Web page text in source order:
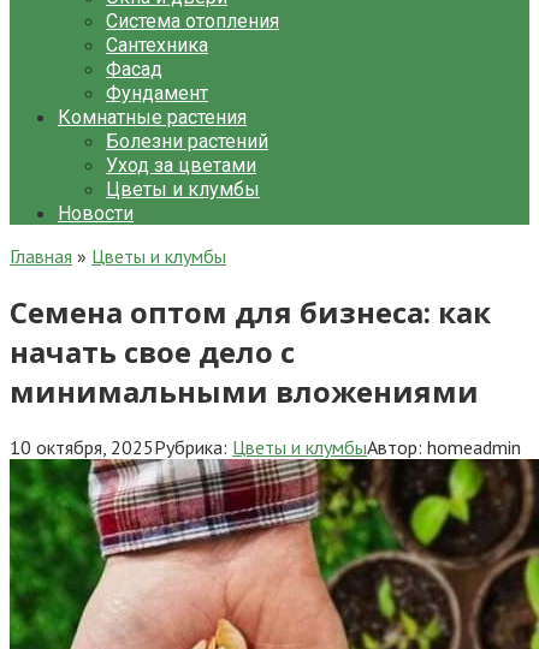
Система отопления
Сантехника
Фасад
Фундамент
Комнатные растения
Болезни растений
Уход за цветами
Цветы и клумбы
Новости
Главная » Цветы и клумбы
Семена оптом для бизнеса: как
начать свое дело с
минимальными вложениями
10 октября, 2025Рубрика: Цветы и клумбыАвтор: homeadmin